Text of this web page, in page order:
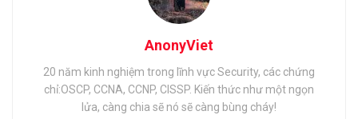
AnonyViet
20 năm kinh nghiệm trong lĩnh vực Security, các chứng
chỉ:OSCP, CCNA, CCNP, CISSP. Kiến thức như một ngọn
lửa, càng chia sẽ nó sẽ càng bùng cháy!